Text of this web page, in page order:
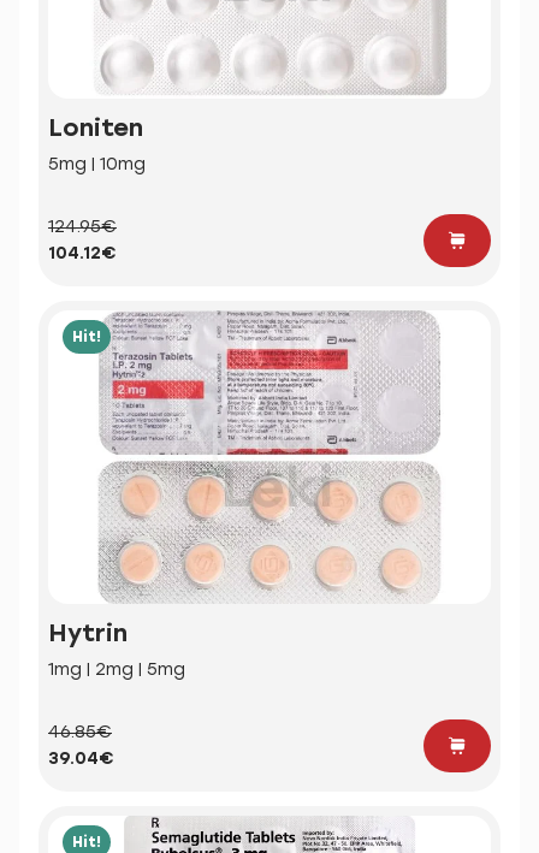
Loniten
5mg | 10mg
124.95€
104.12€
Hit!
Hytrin
1mg | 2mg | 5mg
46.85€
39.04€
Hit!